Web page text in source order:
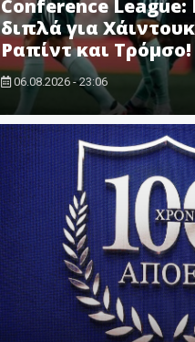
Conference
διπλά για
Ραπίντ και Τρόμσο!
06.08.2026 - 23:06